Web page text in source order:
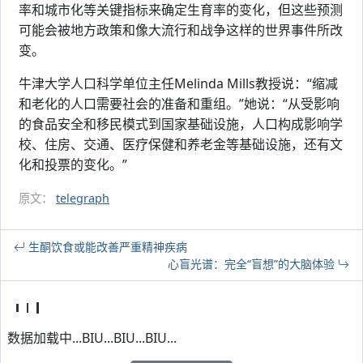
率和城市化等关键指标来确定生育率的变化，但这些预测
可能会被地方政策和像大流行和战争这样的世界事件所改
变。
牛津大学人口科学单位主任Melinda Mills教授说：“缩减
和老化的人口需要社会的准备和重组。”她说：“从受影响
的食品安全和移民模式到国家基础设施，人口构成影响学
校、住房、交通、医疗保健和养老金等基础设施，还有文
化和投票的变化。”
原文： telegraph
生酮饮食或能改善严重精神疾病
心盲光谱：完全“盲想”的大脑体验
数据加载中...BIU...BIU...BIU...